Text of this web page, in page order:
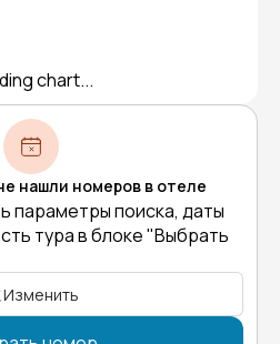
chart...
нашли номеров в отеле
параметры поиска, даты
тура в блоке "Выбрать
Изменить